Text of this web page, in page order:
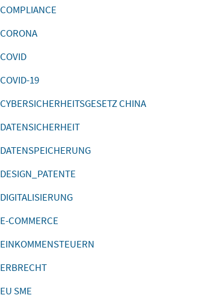
COMPLIANCE
CORONA
COVID
COVID-19
CYBERSICHERHEITSGESETZ CHINA
DATENSICHERHEIT
DATENSPEICHERUNG
DESIGN_PATENTE
DIGITALISIERUNG
E-COMMERCE
EINKOMMENSTEUERN
ERBRECHT
EU SME